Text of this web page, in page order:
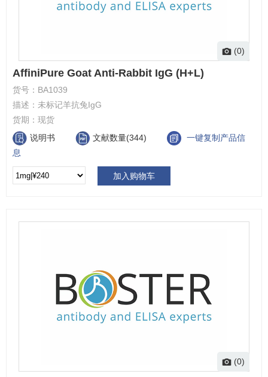
(0)
AffiniPure Goat Anti-Rabbit IgG (H+L)
货号： BA1039
描述： 未标记羊抗兔IgG
货期： 现货
说明书
文献数量(344)
一键复制产品信
息
加入购物车
(0)